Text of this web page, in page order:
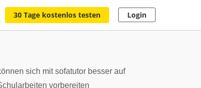
30 Tage kostenlos testen Login
sich mit sofatutor besser auf
vorbereiten